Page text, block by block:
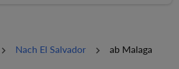
Nach El Salvador
ab Malaga